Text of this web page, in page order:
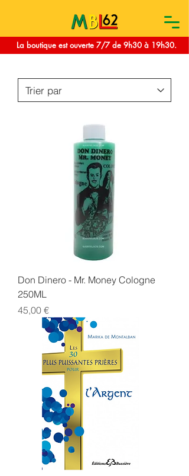
La boutique est ouverte 7/7 de 9h30 à 19h30.
Don Dinero - Mr. Money Cologne
250ML
Prix
45,00 €